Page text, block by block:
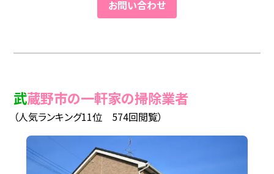
お問い合わせ
武蔵野市の一軒家の掃除業者
（人気ランキング11位 574回閲覧）